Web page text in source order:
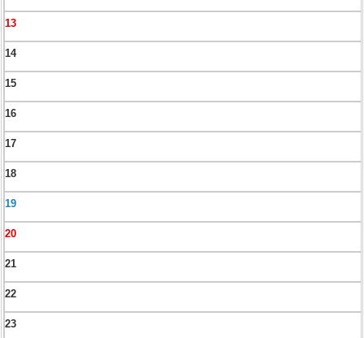
13
14
15
16
17
18
19
20
21
22
23